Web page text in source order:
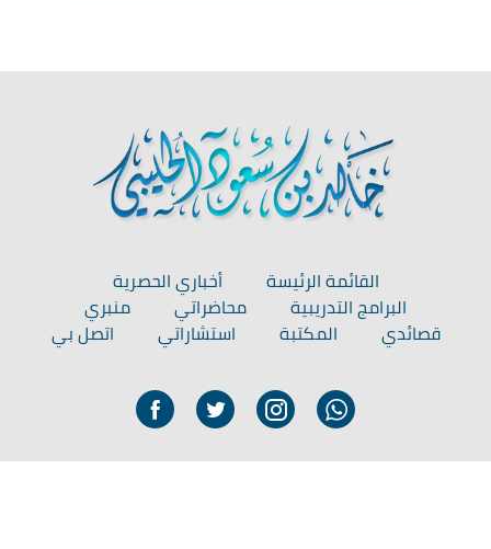
القائمة الرئيسة
أخباري الحصرية
البرامج التدريبية
محاضراتي
منبري
قصائدي
المكتبة استشاراتي اتصل بي